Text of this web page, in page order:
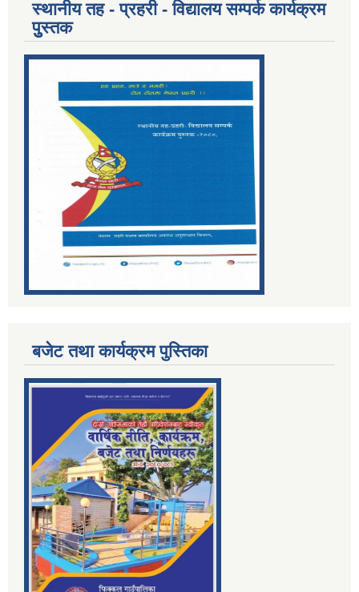
स्थानीय तह - प्रहरी - विद्यालय सम्पर्क कार्यक्रम
पुुस्तक
बजेट तथा कार्यक्रम पुस्तिका